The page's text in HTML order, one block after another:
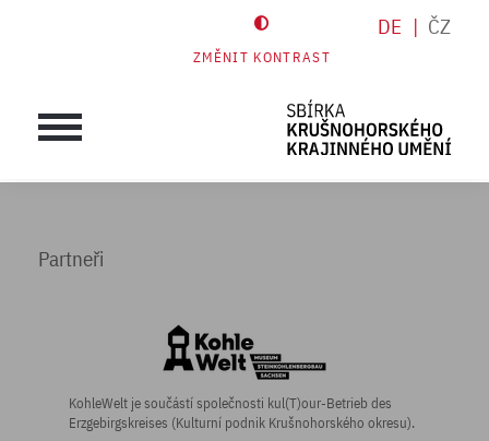
ZMĚNIT KONTRAST
DE ČZ
Partneři
KohleWelt je součástí společnosti kul(T)our-Betrieb des
Erzgebirgskreises (Kulturní podnik Krušnohorského okresu).